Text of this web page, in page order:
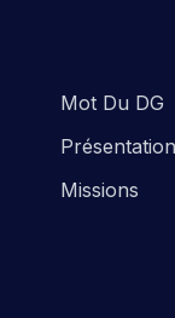
Mot Du DG
Présentation
Missions